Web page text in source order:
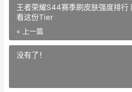
王者荣耀S44赛季刷皮肤强度排行
看这份Tier
« 上一篇
没有了！